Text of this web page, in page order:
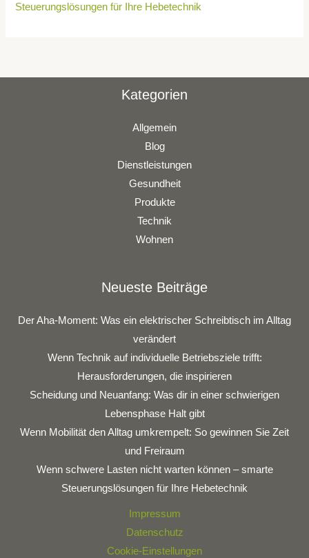
Steuerungslösungen für Ihre Hebetechnik
Kategorien
Allgemein
Blog
Dienstleistungen
Gesundheit
Produkte
Technik
Wohnen
Neueste Beiträge
Der Aha-Moment: Was ein elektrischer Schreibtisch im Alltag
verändert
Wenn Technik auf individuelle Betriebsziele trifft:
Herausforderungen, die inspirieren
Scheidung und Neuanfang: Was dir in einer schwierigen
Lebensphase Halt gibt
Wenn Mobilität den Alltag umkrempelt: So gewinnen Sie Zeit
und Freiraum
Wenn schwere Lasten nicht warten können – smarte
Steuerungslösungen für Ihre Hebetechnik
Impressum
Datenschutz
Cookie-Einstellungen